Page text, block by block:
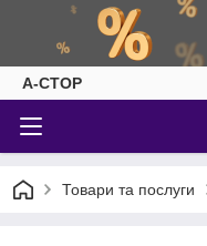
А-СТОР
Товари та послуги